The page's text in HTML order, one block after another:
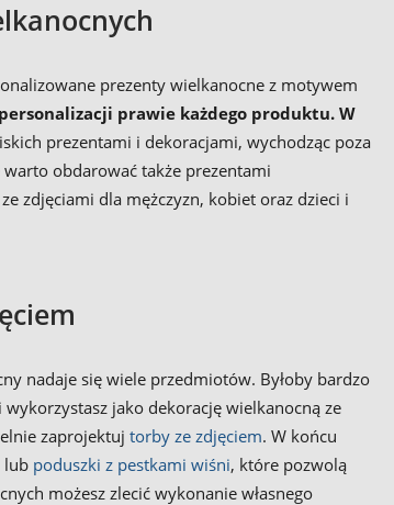
prezenty wielkanocne z motywem
prawie każdego produktu. W
prezentami i dekoracjami, wychodząc poza
obdarować także prezentami
zdjęciami dla mężczyzn, kobiet oraz dzieci i
nadaje się wiele przedmiotów. Byłoby bardzo
jako dekorację wielkanocną ze
zaprojektuj torby ze zdjęciem. W końcu
lub poduszki z pestkami wiśni, które pozwolą
możesz zlecić wykonanie własnego